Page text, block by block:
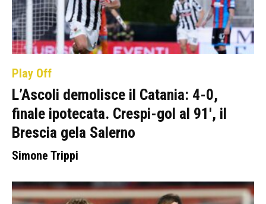
Play Off
L’Ascoli demolisce il Catania: 4-0,
finale ipotecata. Crespi-gol al 91′, il
Brescia gela Salerno
Simone Trippi